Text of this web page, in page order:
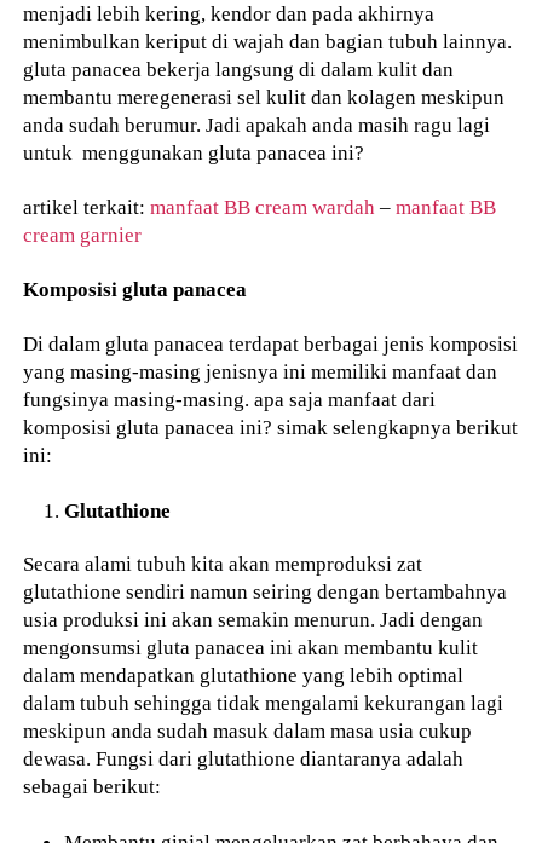
menjadi lebih kering, kendor dan pada akhirnya
menimbulkan keriput di wajah dan bagian tubuh lainnya.
gluta panacea bekerja langsung di dalam kulit dan
membantu meregenerasi sel kulit dan kolagen meskipun
anda sudah berumur. Jadi apakah anda masih ragu lagi
untuk menggunakan gluta panacea ini?
artikel terkait:manfaat BB cream wardah –manfaat BB
cream garnier
Komposisi gluta panacea
Di dalam gluta panacea terdapat berbagai jenis komposisi
yang masing-masing jenisnya ini memiliki manfaat dan
fungsinya masing-masing. apa saja manfaat dari
komposisi gluta panacea ini? simak selengkapnya berikut
ini:
Glutathione
Secara alami tubuh kita akan memproduksi zat
glutathione sendiri namun seiring dengan bertambahnya
usia produksi ini akan semakin menurun. Jadi dengan
mengonsumsi gluta panacea ini akan membantu kulit
dalam mendapatkan glutathione yang lebih optimal
dalam tubuh sehingga tidak mengalami kekurangan lagi
meskipun anda sudah masuk dalam masa usia cukup
dewasa. Fungsi dari glutathione diantaranya adalah
sebagai berikut: